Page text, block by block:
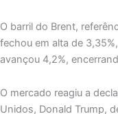
O barril do Brent,
fechou em alta de
avançou 4,2%,
O mercado reagiu a
Unidos, Donald Trump,